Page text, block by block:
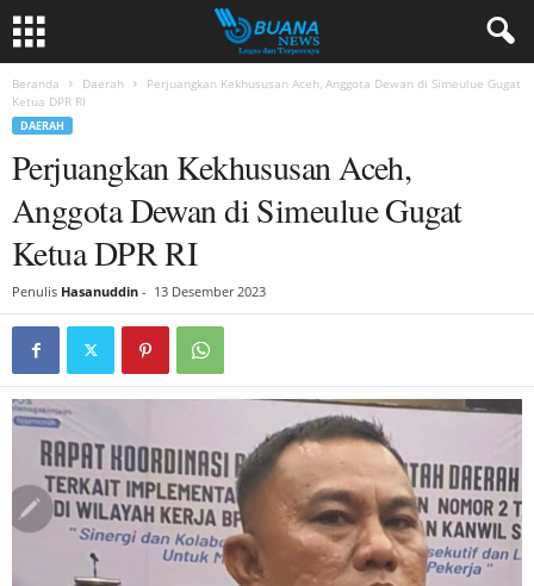
Beranda Daerah
Perjuangkan Kekhususan Aceh, Anggota Dewan di Simeulue Gugat
Ketua DPR RI
DAERAH
Perjuangkan Kekhususan Aceh,
Anggota Dewan di Simeulue Gugat
Ketua DPR RI
Penulis Hasanuddin - 13 Desember 2023